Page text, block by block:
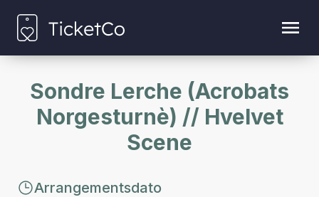
Sondre Lerche (Acrobats
Norgesturnè) // Hvelvet
Scene
Arrangementsdato